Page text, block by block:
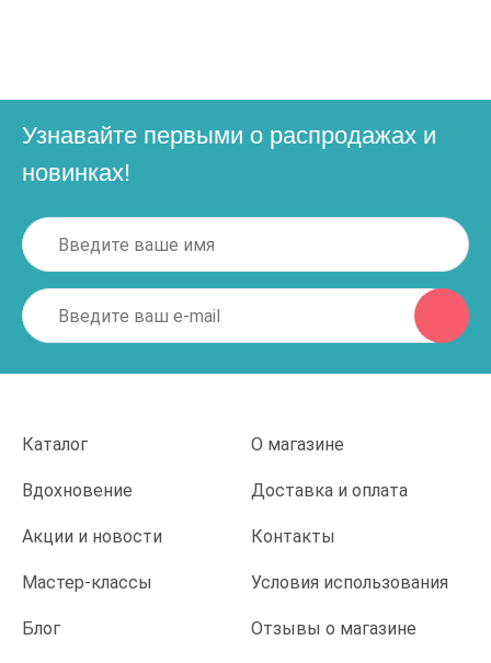
Узнавайте первыми о распродажах и
новинках!
Каталог О магазине
Вдохновение Доставка и оплата
Акции и новости Контакты
Мастер-классы Условия использования
Блог Отзывы о магазине